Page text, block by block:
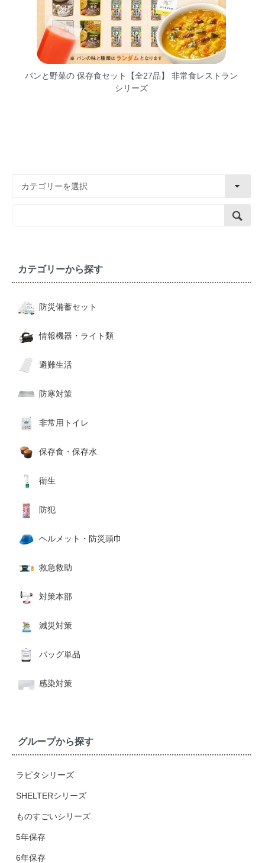
パンと野菜の 保存食セット【全27品】 非常食レストラン
シリーズ
カテゴリーから探す
防災備蓄セット
情報機器・ライト類
避難生活
防寒対策
非常用トイレ
保存食・保存水
衛生
防犯
ヘルメット・防災頭巾
救急救助
対策本部
減災対策
バッグ単品
感染対策
グループから探す
ラピタシリーズ
SHELTERシリーズ
ものすごいシリーズ
5年保存
6年保存